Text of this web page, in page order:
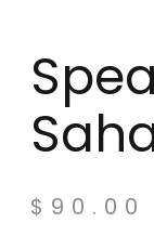
$ 90.00